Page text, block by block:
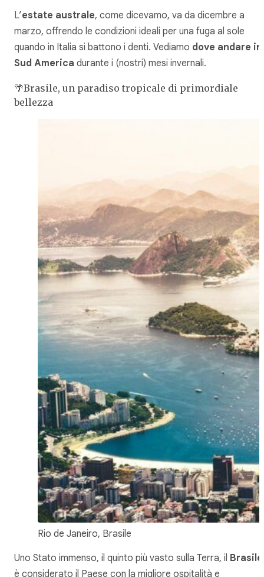
L’estate australe, come dicevamo, va da dicembre a
marzo, offrendo le condizioni ideali per una fuga al sole
quando in Italia si battono i denti. Vediamo dove andare in
Sud America durante i (nostri) mesi invernali.
🌴Brasile, un paradiso tropicale di primordiale
bellezza
Rio de Janeiro, Brasile
Uno Stato immenso, il quinto più vasto sulla Terra, il Brasile
è considerato il Paese con la migliore ospitalità e